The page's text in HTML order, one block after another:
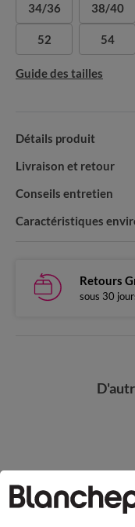
34/36 38/40
52 54
Guide des tailles
Détails produit
Livraison et retour
Conseils entretien
Caractéristiques
Retours
sous 30
Paiement
Payez plus tard